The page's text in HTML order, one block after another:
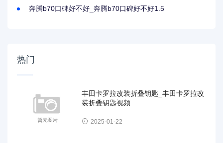
奔腾b70口碑好不好_奔腾b70口碑好不好1.5
热门
丰田卡罗拉改装折叠钥匙_丰田卡罗拉改
装折叠钥匙视频
2025-01-22